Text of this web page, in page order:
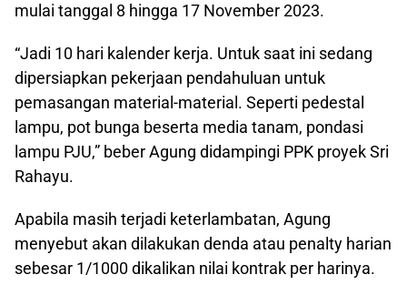
mulai tanggal 8 hingga 17 November 2023.
“Jadi 10 hari kalender kerja. Untuk saat ini sedang
dipersiapkan pekerjaan pendahuluan untuk
pemasangan material-material. Seperti pedestal
lampu, pot bunga beserta media tanam, pondasi
lampu PJU,” beber Agung didampingi PPK proyek Sri
Rahayu.
Apabila masih terjadi keterlambatan, Agung
menyebut akan dilakukan denda atau penalty harian
sebesar 1/1000 dikalikan nilai kontrak per harinya.